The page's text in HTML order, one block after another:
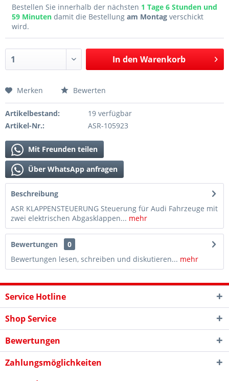
Bestellen Sie innerhalb der nächsten 1 Tage 6 Stunden und
59 Minuten damit die Bestellung am Montag verschickt
wird.
In den Warenkorb
Merken Bewerten
Artikelbestand:
19 verfügbar
Artikel-Nr.:
ASR-105923
Mit Freunden teilen
Über WhatsApp anfragen
Beschreibung
ASR KLAPPENSTEUERUNG Steuerung für Audi Fahrzeuge mit
zwei elektrischen Abgasklappen... mehr
Bewertungen
0
Bewertungen lesen, schreiben und diskutieren... mehr
Service Hotline
Shop Service
Bewertungen
Zahlungsmöglichkeiten